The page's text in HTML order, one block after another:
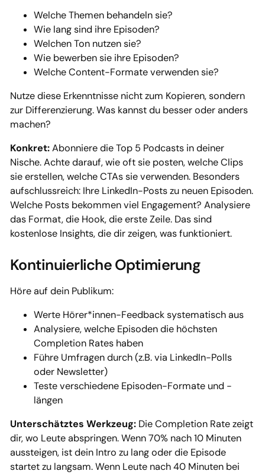
Welche Themen behandeln sie?
Wie lang sind ihre Episoden?
Welchen Ton nutzen sie?
Wie bewerben sie ihre Episoden?
Welche Content-Formate verwenden sie?
Nutze diese Erkenntnisse nicht zum Kopieren, sondern
zur Differenzierung. Was kannst du besser oder anders
machen?
Konkret:Abonniere die Top 5 Podcasts in deiner
Nische. Achte darauf, wie oft sie posten, welche Clips
sie erstellen, welche CTAs sie verwenden. Besonders
aufschlussreich: Ihre LinkedIn-Posts zu neuen Episoden.
Welche Posts bekommen viel Engagement? Analysiere
das Format, die Hook, die erste Zeile. Das sind
kostenlose Insights, die dir zeigen, was funktioniert.
Kontinuierliche Optimierung
Höre auf dein Publikum:
Werte Hörer*innen-Feedback systematisch aus
Analysiere, welche Episoden die höchsten
Completion Rates haben
Führe Umfragen durch (z.B. via LinkedIn-Polls
oder Newsletter)
Teste verschiedene Episoden-Formate und -
längen
Unterschätztes Werkzeug: Die Completion Rate zeigt
dir, wo Leute abspringen. Wenn 70% nach 10 Minuten
aussteigen, ist dein Intro zu lang oder die Episode
startet zu langsam. Wenn Leute nach 40 Minuten bei